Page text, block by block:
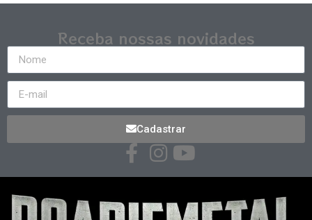
Receba nossas novidades
Cadastrar